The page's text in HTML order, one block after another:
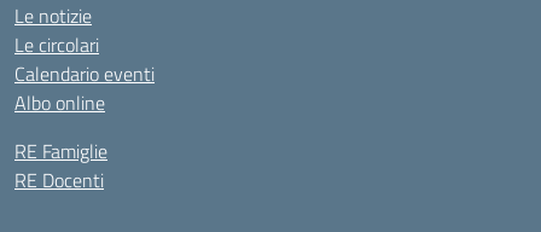
Le notizie
Le circolari
Calendario eventi
Albo online
RE Famiglie
RE Docenti